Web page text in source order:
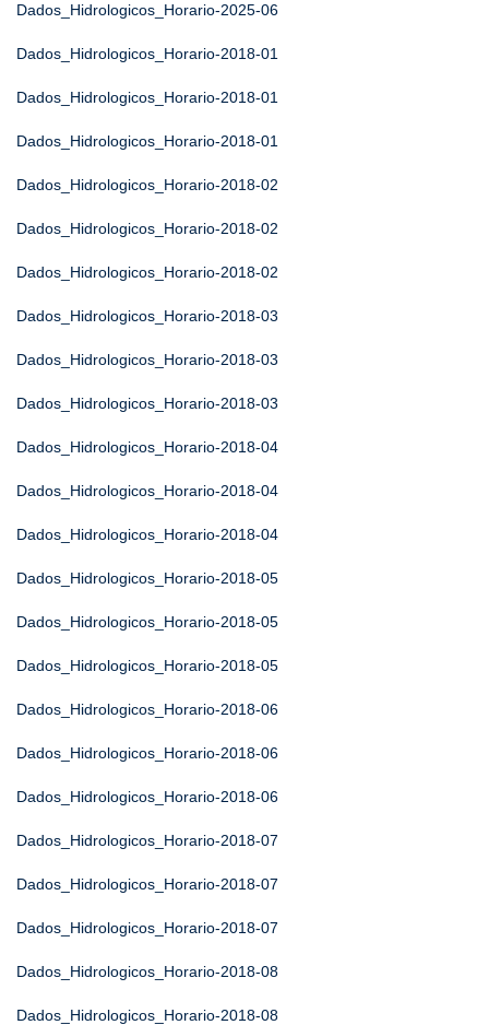
Dados_Hidrologicos_Horario-2025-06
Dados_Hidrologicos_Horario-2018-01
Dados_Hidrologicos_Horario-2018-01
Dados_Hidrologicos_Horario-2018-01
Dados_Hidrologicos_Horario-2018-02
Dados_Hidrologicos_Horario-2018-02
Dados_Hidrologicos_Horario-2018-02
Dados_Hidrologicos_Horario-2018-03
Dados_Hidrologicos_Horario-2018-03
Dados_Hidrologicos_Horario-2018-03
Dados_Hidrologicos_Horario-2018-04
Dados_Hidrologicos_Horario-2018-04
Dados_Hidrologicos_Horario-2018-04
Dados_Hidrologicos_Horario-2018-05
Dados_Hidrologicos_Horario-2018-05
Dados_Hidrologicos_Horario-2018-05
Dados_Hidrologicos_Horario-2018-06
Dados_Hidrologicos_Horario-2018-06
Dados_Hidrologicos_Horario-2018-06
Dados_Hidrologicos_Horario-2018-07
Dados_Hidrologicos_Horario-2018-07
Dados_Hidrologicos_Horario-2018-07
Dados_Hidrologicos_Horario-2018-08
Dados_Hidrologicos_Horario-2018-08